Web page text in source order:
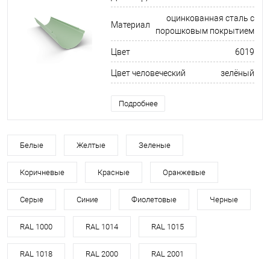
Материал
оцинкованная сталь с
порошковым покрытием
Цвет 6019
Цвет человеческий зелёный
Подробнее
Белые Желтые Зеленые
Коричневые Красные Оранжевые
Серые Синие Фиолетовые Черные
RAL 1000 RAL 1014 RAL 1015
RAL 1018 RAL 2000 RAL 2001